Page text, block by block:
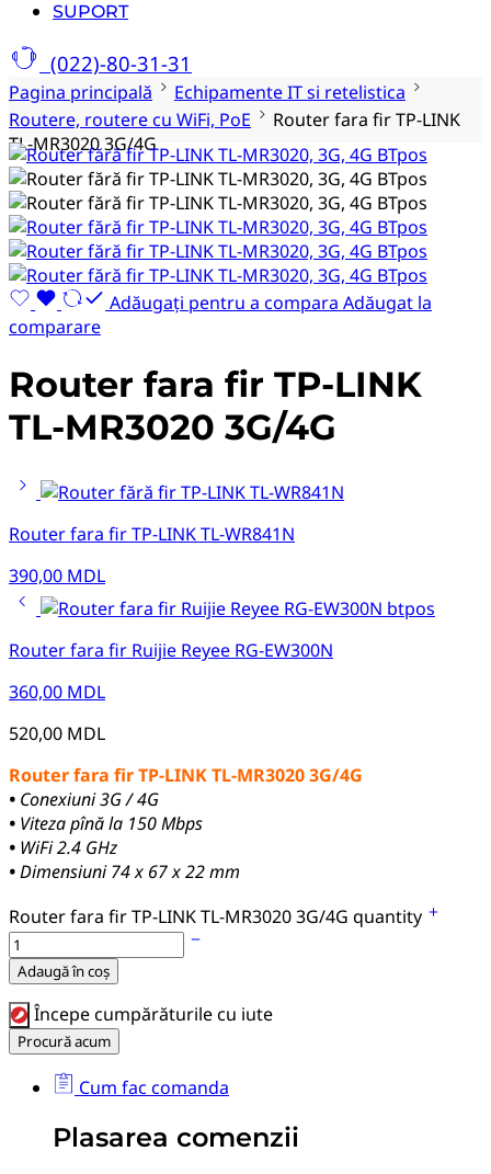
SUPORT
(022)-80-31-31
Pagina principală
Echipamente IT si retelistica
Routere, routere cu WiFi, PoE
Router fara fir TP-LINK
TL-MR3020 3G/4G
Adăugați pentru a compara Adăugat la
comparare
Router fara fir TP-LINK
TL-MR3020 3G/4G
Router fara fir TP-LINK TL-WR841N
390,00 MDL
Router fara fir Ruijie Reyee RG-EW300N
360,00 MDL
520,00 MDL
Router fara fir TP-LINK TL-MR3020 3G/4G
• Conexiuni 3G / 4G
• Viteza pînă la 150 Mbps
• WiFi 2.4 GHz
•Dimensiuni 74 x 67 x 22 mm
Router fara fir TP-LINK TL-MR3020 3G/4G quantity
Adaugă în coș
Începe cumpărăturile cu iute
Procură acum
Cum fac comanda
Plasarea comenzii